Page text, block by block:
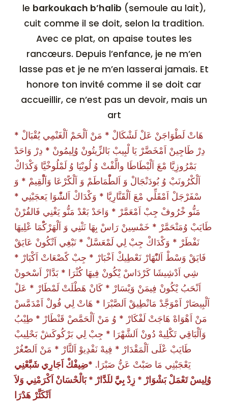
le barkoukach b’halib (semoule au lait),
cuit comme il se doit, selon la tradition.
Avec ce plat, on apaise toutes les
rancœurs. Depuis l’enfance, je ne m’en
lasse pas et je ne m’en lasserai jamais. Et
honore ton invité comme il se doit car
accueillir, ce n’est pas un devoir, mais un
art
هَاتْ لَطْوَاجَنْ عَلْ لَشْكَالْ * مَنْ اَلْحَمْ اَلْغَنْمِي يُقْبَالْ *
دِرْ طَاجِينْ اَمْخَضَّرْ يَا لْبِيبْ بَالزِّيتُونْ وُلِيمُونْ * دِرْ وَاحَدْ
بَمْرُوزِيَّا مْعَ اَلْبْطَاطَا والَّفْتْ وُ لُوبْيَا وُ لَمْلُوخْيَّا وَكْدَاكْ
اَلْكْرُونَبْ وُ بُودَنْجَالْ وَ اَلطّْمَاطَمْ وَ اَلْكًَرْعَا وَاَلّْقِيمْ * وَ
سْفَرْجَلْ اَمْقَلِّي مْعَ اَلْقَنَّارِيَّا * وَكْدَاكْ اَلشّْوَا يَعجَبْنِي *
مَنُّو خْرُوفْ جِبْ اَمْعَمَّرْ * وَاحَدْ بَعْدْ مَنُّو يَغْنِي فَالفُرْنْ
طَايَبْ وُمَتْحَمَّرْ * خَمْسِينْ رَاسْ بِهَا نَثْنِي وَ اَلْهَرْكًْمَا عْلِيهَا
نَفْطَرْ * وَكْدَاكْ جِبْ لِي لَمْعَسَّلْ * نَبْغِي اَتْكُونْ عَايَقْ
فَايَقْ وَسْطْ اَلنّْهَارْ نَعْطِيكْ اَخْبَارْ * جِبْ كًصْعَاتْ اَكْبَارْ *
شِي اَدْشِيشَا كَرْدَاسْ يْكُونْ فِيهَا كُثْرَا * بَدَّازْ اَسْخونْ
اَنْحَبُ يْكُونْ فِيمَنْ وَيْسَارْ * كَانْ هَطْلَتْ لَمْطَارْ * عَلْ
اَلْبِيصَارْ اَمْوَجَّدْ مَانْطِيقْ اَلصَّبْرَا * هَاتْ لِي فُولْ اَمْدَمَّسْ
مَنْ اَهْوَاهْ هَاجَتْ لَفْكَارْ * وُ مَنْ اَلْحَمَّصْ قَنْطَارْ * طِيْبُ
وَاَلْبَاقِي تَكَْلِيهْ دُونْ اَلشَّهْرَا * جِبْ لِي بَرْكُوكَشْ بَحْلِيبْ
طَايَبْ عْلَى اَلْمَقْدَارْ * فِيهْ نَفْدِيوْ اَلثَّارْ * مَنْ اَلصّْغُرْ
يَعْجَبْنِي مَا صَبْتْ عَنُّ صَبْرَا. *ضِيفْكْ اَجَارِي شَبَّعْنِي
وُلِيسْ تَعْمَلْ بَشْوَارْ * زِدْ بِيَّ للَدَّارْ * بَالْحْسَانْ اَكْرَمْنِي وَلاَ
اَتْكَثَّرْ هَدْرَا